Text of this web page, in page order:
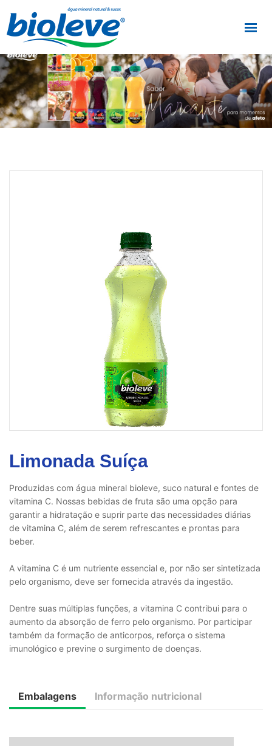
HOME
A BIOLEVE
NOSSOS PRODUTOS
RESPONSABILIDADE SOCIO AMBIENTAL
BLOG
Limonada Suíça
Produzidas com água mineral bioleve, suco natural e fontes de
vitamina C. Nossas bebidas de fruta são uma opção para
garantir a hidratação e suprir parte das necessidades diárias
de vitamina C, além de serem refrescantes e prontas para
beber.
A vitamina C é um nutriente essencial e, por não ser sintetizada
pelo organismo, deve ser fornecida através da ingestão.
Dentre suas múltiplas funções, a vitamina C contribui para o
aumento da absorção de ferro pelo organismo. Por participar
também da formação de anticorpos, reforça o sistema
imunológico e previne o surgimento de doenças.
Embalagens Informação nutricional